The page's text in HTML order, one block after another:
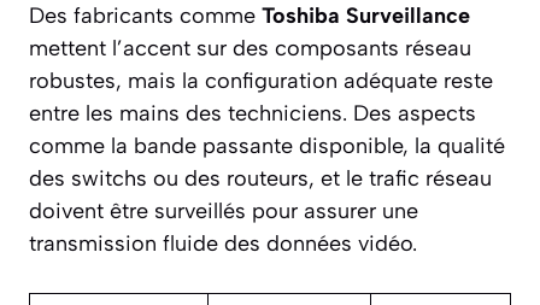
Des fabricants comme Toshiba Surveillance
mettent l’accent sur des composants réseau
robustes, mais la configuration adéquate reste
entre les mains des techniciens. Des aspects
comme la bande passante disponible, la qualité
des switchs ou des routeurs, et le trafic réseau
doivent être surveillés pour assurer une
transmission fluide des données vidéo.